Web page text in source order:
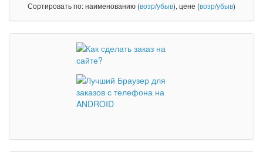
Сортировать по: наименованию (возр/убыв), цене (возр/убыв)